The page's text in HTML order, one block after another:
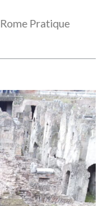
Rome Pratique